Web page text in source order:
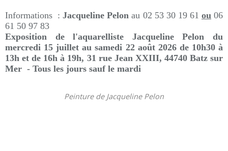
Informations :Jacqueline Pelonau 02 53 30 19 61 ou06
61 50 97 83
Exposition
de l'aquarelliste
Jacqueline Pelon du
mercredi 15 juillet au samedi 22 août 2026 de 10h30 à
13h et de 16h à 19h, 31 rue Jean XXIII, 44740 Batz sur
Mer - Tous les jours sauf le mardi
Peinture de Jacqueline Pelon